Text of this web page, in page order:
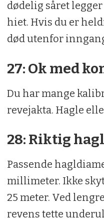
dødelig såret
hiet. Hvis du er
død utenfor
27: Ok med
Du har mange
revejakta. Hagle
28: Riktig
Passende
millimeter. Ikke
25 meter. Ved
revens tette